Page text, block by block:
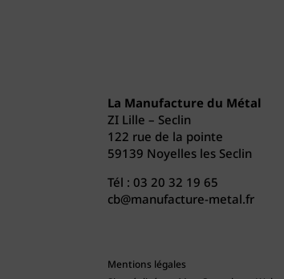
La Manufacture du Métal
ZI Lille – Seclin
122 rue de la pointe
59139 Noyelles les Seclin
Tél :03 20 32 19 65
cb@manufacture-metal.fr
Mentions légales